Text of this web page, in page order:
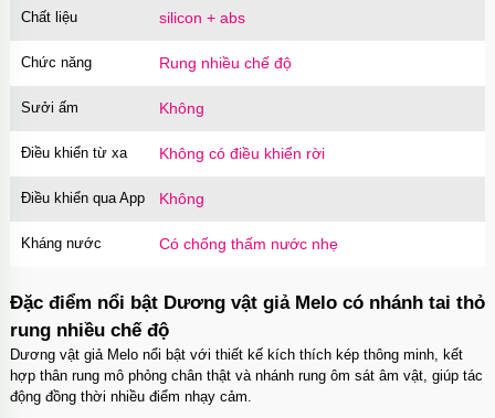
trong suốt
OPC16PR
Case trong suốt
suốt tối giản
MãOP16MXtrị giá70.000₫
Chất liệu silicon + abs
Chức năng Rung nhiều chế độ
Sưởi ấm Không
Điều khiển từ xa Không có điều khiển rời
Điều khiển qua App Không
Kháng nước Có chống thấm nước nhẹ
Đặc điểm nổi bật Dương vật giả Melo có nhánh tai thỏ
rung nhiều chế độ
Dương vật giả Melo nổi bật với thiết kế kích thích kép thông minh, kết
hợp thân rung mô phỏng chân thật và nhánh rung ôm sát âm vật, giúp tác
động đồng thời nhiều điểm nhạy cảm.